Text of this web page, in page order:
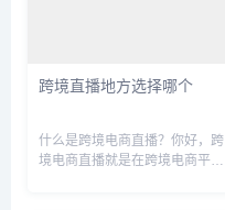
跨境直播地方选择哪个
什么是跨境电商直播？你好，跨
境电商直播就是在跨境电商平台